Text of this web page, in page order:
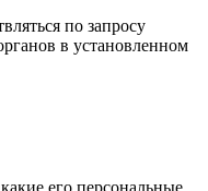
по запросу
в установленном
его персональные